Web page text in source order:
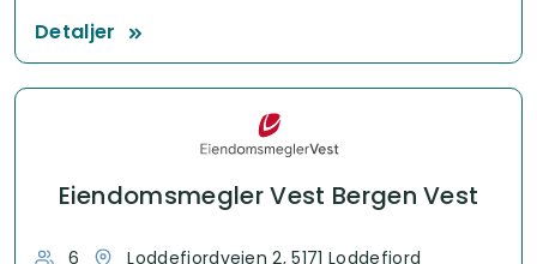
Detaljer
Eiendomsmegler Vest Bergen Vest
6 Loddefjordveien 2, 5171 Loddefjord